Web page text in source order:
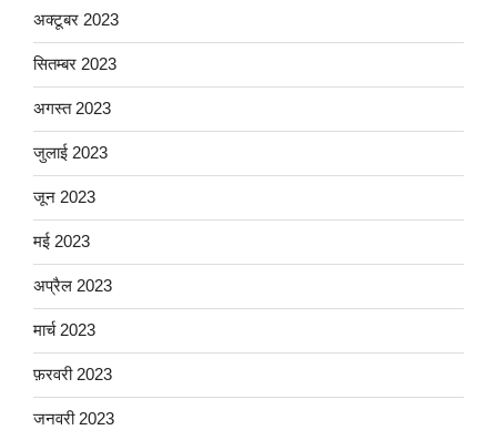
अक्टूबर 2023
सितम्बर 2023
अगस्त 2023
जुलाई 2023
जून 2023
मई 2023
अप्रैल 2023
मार्च 2023
फ़रवरी 2023
जनवरी 2023